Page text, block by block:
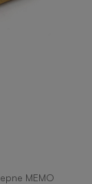
MEMO